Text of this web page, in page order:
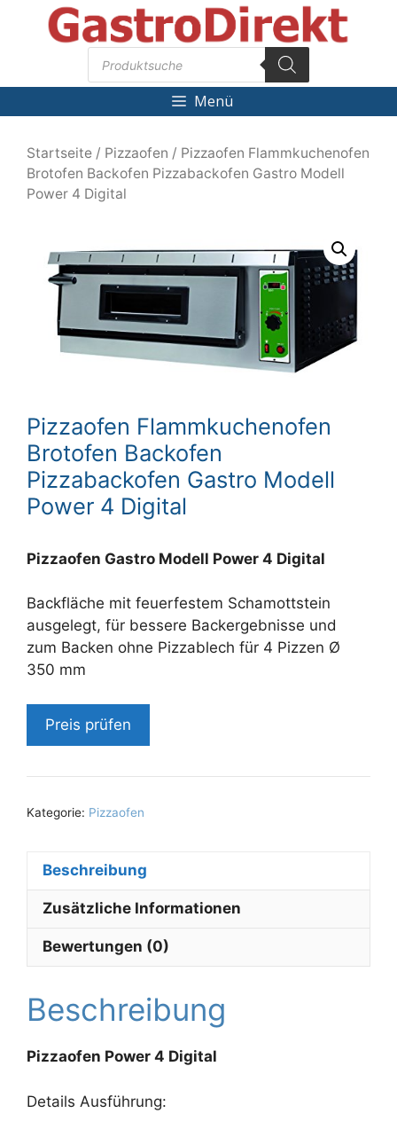
Products
search
Menü
Startseite / Pizzaofen / Pizzaofen Flammkuchenofen
Brotofen Backofen Pizzabackofen Gastro Modell
Power 4 Digital
Pizzaofen Flammkuchenofen
Brotofen Backofen
Pizzabackofen Gastro Modell
Power 4 Digital
Pizzaofen Gastro Modell Power 4 Digital
Backfläche mit feuerfestem Schamottstein
ausgelegt, für bessere Backergebnisse und
zum Backen ohne Pizzablech für 4 Pizzen Ø
350 mm
Preis prüfen
Kategorie: Pizzaofen
Beschreibung
Zusätzliche Informationen
Bewertungen (0)
Beschreibung
Pizzaofen Power 4 Digital
Details Ausführung: